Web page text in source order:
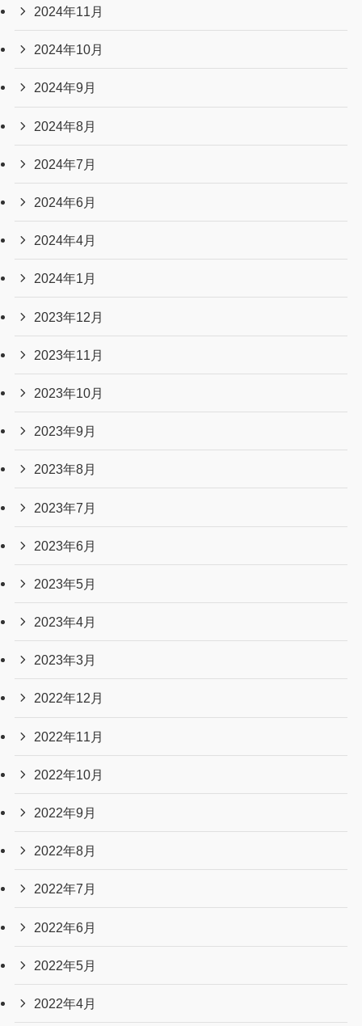
2025年9月
2025年8月
2025年7月
2025年6月
2025年5月
2025年4月
2025年3月
2025年2月
2025年1月
2024年12月
2024年11月
2024年10月
2024年9月
2024年8月
2024年7月
2024年6月
2024年4月
2024年1月
2023年12月
2023年11月
2023年10月
2023年9月
2023年8月
2023年7月
2023年6月
2023年5月
2023年4月